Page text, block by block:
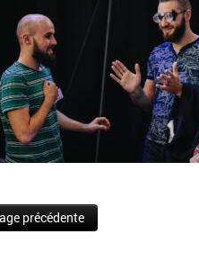
précédente